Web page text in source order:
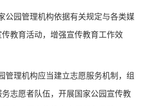
公园管理机构依据有关规定与各类媒
教育活动，增强宣传教育工作效
管理机构应当建立志愿服务机制，组
志愿者队伍，开展国家公园宣传教